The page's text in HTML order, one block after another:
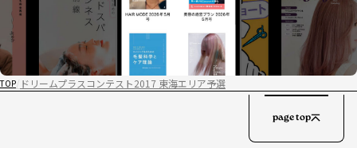
TOP ドリームプラスコンテスト2017 東海エリア予選
page top